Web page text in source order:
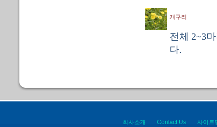
개구리
전체 2~3
다.
회사소개 Contact Us 사이트